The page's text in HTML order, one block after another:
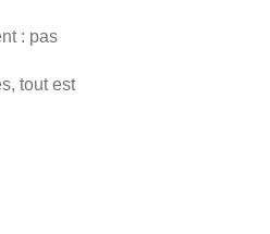
: pas
tout est